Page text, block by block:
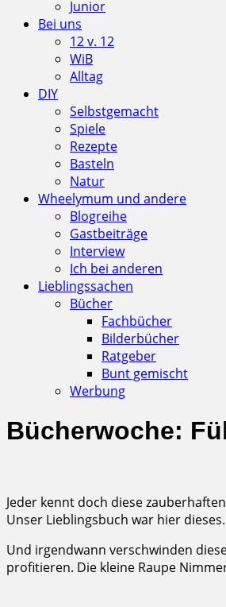
Junior
Bei uns
12 v. 12
WiB
Alltag
DIY
Selbstgemacht
Spiele
Rezepte
Basteln
Natur
Wheelymum und andere
Blogreihe
Gastbeiträge
Interview
Ich bei anderen
Lieblingssachen
Bücher
Fachbücher
Bilderbücher
Ratgeber
Bunt gemischt
Werbung
Bücherwoche:
Jeder kennt doch diese
Unser Lieblingsbuch war hier dieses.
Und irgendwann verschwinden
profitieren. Die kleine Raupe